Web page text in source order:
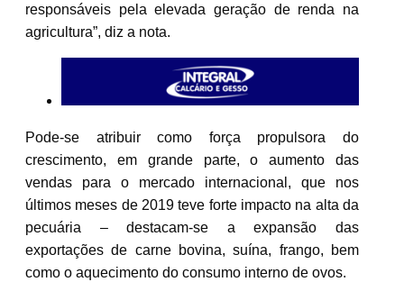
responsáveis pela elevada geração de renda na
agricultura”, diz a nota.
Pode-se atribuir como força propulsora do
crescimento, em grande parte, o aumento das
vendas para o mercado internacional, que nos
últimos meses de 2019 teve forte impacto na alta da
pecuária – destacam-se a expansão das
exportações de carne bovina, suína, frango, bem
como o aquecimento do consumo interno de ovos.